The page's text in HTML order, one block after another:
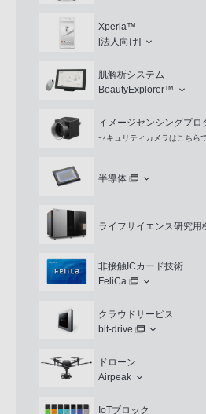
Xperia™
[法人向け]
肌解析システム
BeautyExplorer™
イメージセンシングプロ
セキュリティカメラはこちら
半導体
ライフサイエンス研究用
非接触ICカード技術
FeliCa
クラウドサービス
bit-drive
ドローン
Airpeak
IoTブロック